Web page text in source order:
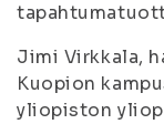
Jimi Virkkala,
Kuopion
yliopiston